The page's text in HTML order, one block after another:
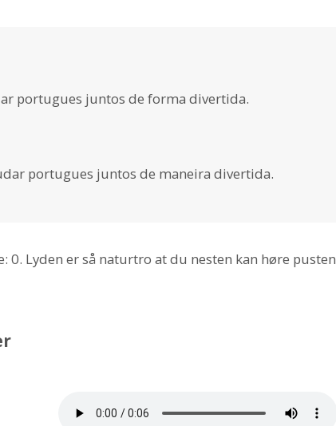
portugues juntos de forma divertida.
portugues juntos de maneira divertida.
0. Lyden er så naturtro at du nesten kan høre pusten